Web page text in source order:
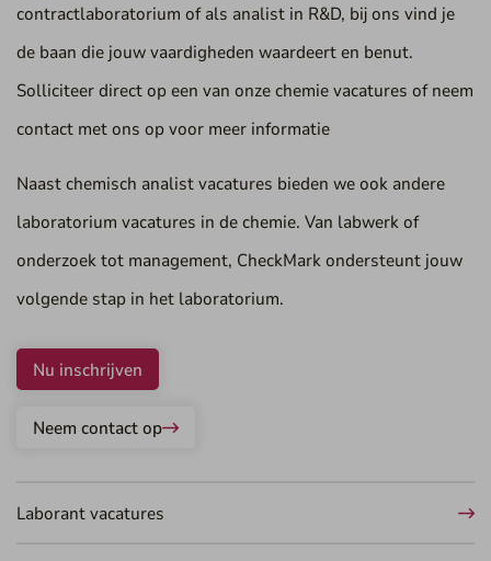
contractlaboratorium of als analist in R&D, bij ons vind je
de baan die jouw vaardigheden waardeert en benut.
Solliciteer direct op een van onze chemie vacatures of neem
contact met ons op voor meer informatie
Naast chemisch analist vacatures bieden we ook andere
laboratorium vacatures in de chemie. Van labwerk of
onderzoek tot management, CheckMark ondersteunt jouw
volgende stap in het laboratorium.
Nu inschrijven
Neem contact op
Laborant vacatures